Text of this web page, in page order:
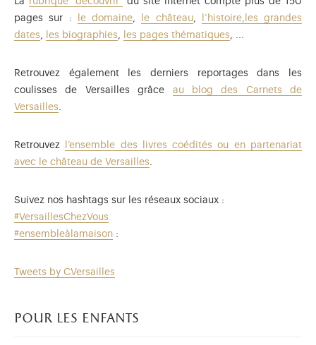
pages sur :
le domaine, le château, l’histoire, les grandes
dates, les biographies, les pages thématiques, ...
Retrouvez également les derniers reportages dans les
coulisses de Versailles grâce au blog des Carnets de
Versailles.
Retrouvez
l’ensemble des livres coédités ou en partenariat
avec le château de Versailles.
Suivez nos hashtags sur les réseaux sociaux :
#VersaillesChezVous
#ensembleàlamaison :
Tweets by CVersailles
pour les enfants